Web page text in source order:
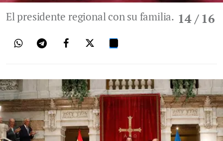
14/ 16
El presidente regional con su familia.